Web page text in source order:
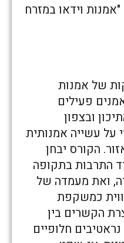
וידאו במזרח
של אמנות
פעילים
ובצפון
על עשייה אמנותית
הקורס יבחן
התרבות בתקופה
ואת מעמדה של
כמשקפת
הקשרים בין
חלופיים